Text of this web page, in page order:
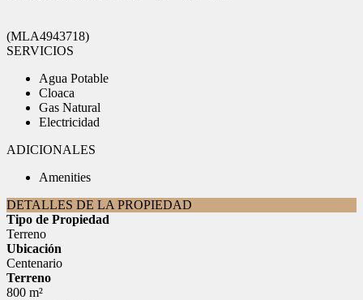
(MLA4943718)
SERVICIOS
Agua Potable
Cloaca
Gas Natural
Electricidad
ADICIONALES
Amenities
DETALLES DE LA PROPIEDAD
Tipo de Propiedad
Terreno
Ubicación
Centenario
Terreno
800 m²